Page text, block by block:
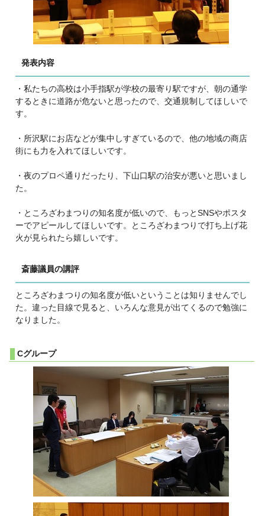
発表内容
・私たちの高校は小手指駅が学校の最寄り駅ですが、朝の通学
するときに道路が危ないと思ったので、交通規制してほしいで
す。
・所沢駅にお店などが集中しすぎているので、他の地域の商店
街にも力を入れてほしいです。
・夜のプロペ通りだったり、下山口駅の治安が悪いと思いまし
た。
・ところざわまつりの知名度が低いので、もっとSNSやポスタ
ーでアピールしてほしいです。ところざわまつりで打ち上げ花
火が見られたら嬉しいです。
斎藤議員の講評
ところざわまつりの知名度が低いということは知りませんでし
た。違った目線で見ると、いろんな意見が出てくるので勉強に
なりました。
Cグループ